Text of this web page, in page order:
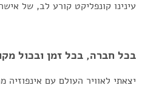
עינינו קונפליקט קורע לב, של
בכל חברה, בכל זמן ובכול
יצאתי לאוויר העולם עם אינפוזיה